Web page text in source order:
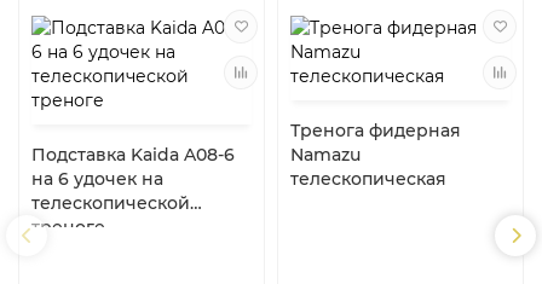
Подставка Kaida A08-6
на 6 удочек на
телескопической
треноге
Тренога фидерная
Namazu
телескопическая